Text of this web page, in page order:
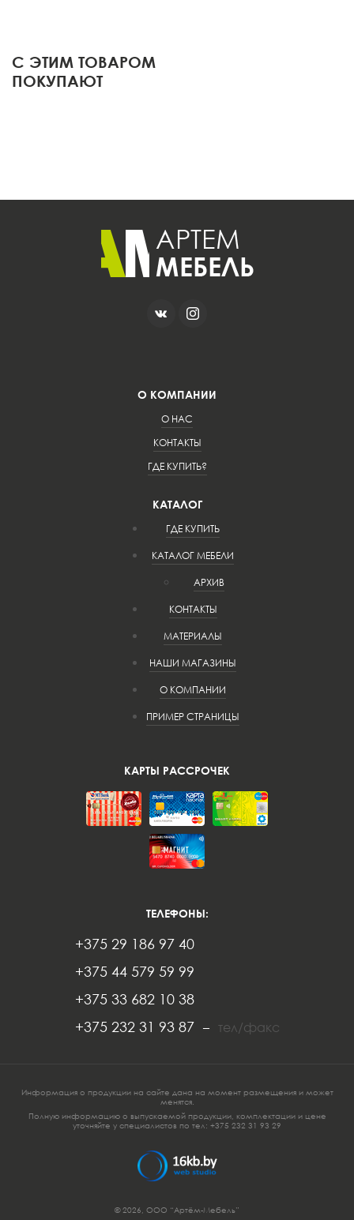
С ЭТИМ ТОВАРОМ
ПОКУПАЮТ
О КОМПАНИИ
О НАС
КОНТАКТЫ
ГДЕ КУПИТЬ?
КАТАЛОГ
ГДЕ КУПИТЬ
КАТАЛОГ МЕБЕЛИ
АРХИВ
КОНТАКТЫ
МАТЕРИАЛЫ
НАШИ МАГАЗИНЫ
О КОМПАНИИ
ПРИМЕР СТРАНИЦЫ
КАРТЫ РАССРОЧЕК
ТЕЛЕФОНЫ:
+375 29 186 97 40
+375 44 579 59 99
+375 33 682 10 38
+375 232 31 93 87 – тел/факс
© 2026, ООО “Артём-Мебель”
Информация о продукции на сайте дана на момент размещения и может
менятся.
Полную информацию о выпускаемой продукции, комплектации и цене
уточняйте у специалистов по тел: +375 232 31 93 29